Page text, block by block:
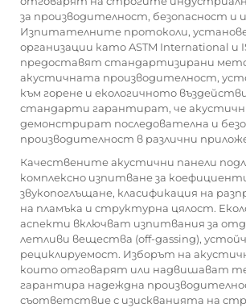
за производителност, безопасност и
Изпитателните протоколи,
организации като ASTM International и
предоставят стандартизирани
акустичната производителност,
към горене и екологичното
стандарти гарантират, че
демонстрират последователна и
производителност в различни
Качествените акустични панели
комплексно изпитване за
звукопоглъщане, класификация на
на пламъка и структурна цялост.
аспекти включват изпитвания за
летливи вещества (off-gassing),
рециклируемост. Изборът на
които отговарят или надвишават
гарантира надеждна
съответствие с изискванията на